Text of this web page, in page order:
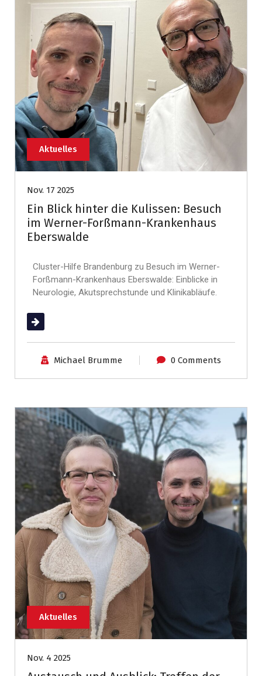
Aktuelles
Nov. 17 2025
Ein Blick hinter die Kulissen: Besuch
im Werner-Forßmann-Krankenhaus
Eberswalde
Cluster-Hilfe Brandenburg zu Besuch im Werner-
Forßmann-Krankenhaus Eberswalde: Einblicke in
Neurologie, Akutsprechstunde und Klinikabläufe.
(mehr …)
Michael Brumme 0 Comments
Aktuelles
Nov. 4 2025